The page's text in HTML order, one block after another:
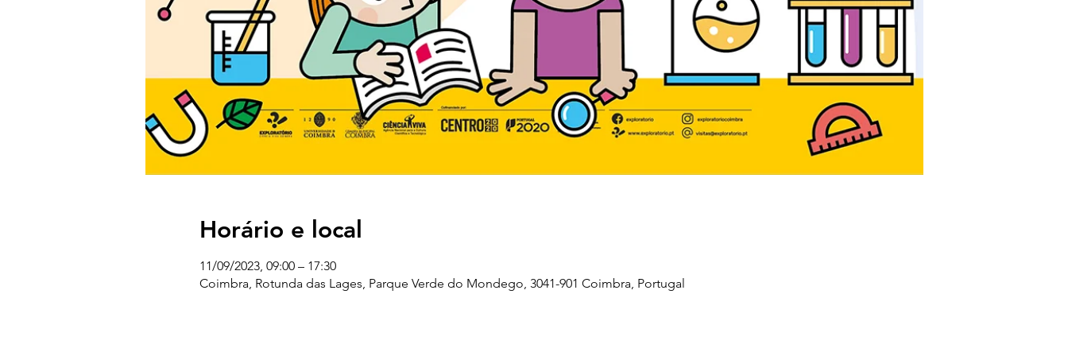
Horário e local
11/09/2023, 09:00 – 17:30
Coimbra, Rotunda das Lages, Parque Verde do Mondego, 3041-901 Coimbra, Portugal